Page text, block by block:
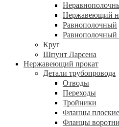
Нержавеющий
Равнополочный
Равнополочный
Круг
Шпунт Ларсена
Нержавеющий прокат
Детали трубопровода
Отводы
Переходы
Тройники
Фланцы плоские
Фланцы